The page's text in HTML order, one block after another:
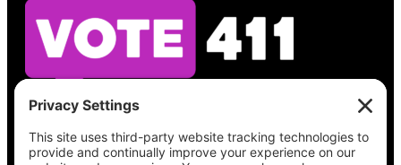
Vea lo que hay en su boleta, encuentre su
lugar de votación, verifique el estado de su